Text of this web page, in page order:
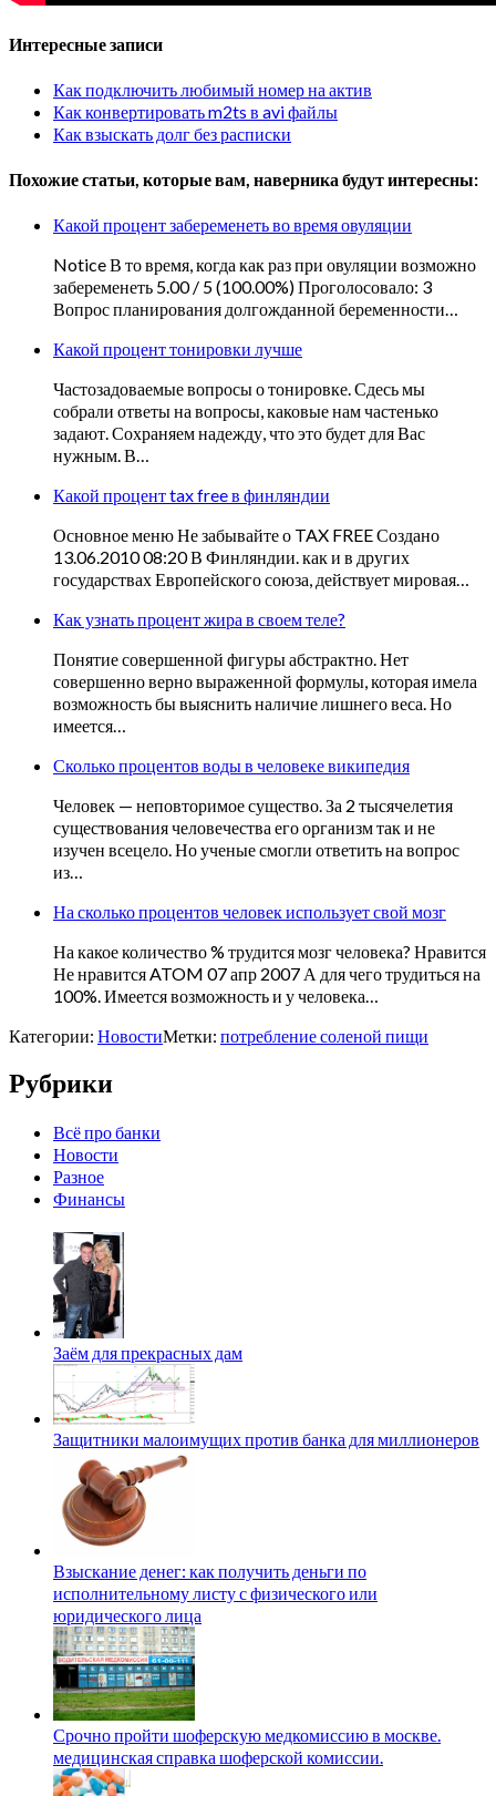
Интересные записи
Как подключить любимый номер на актив
Как конвертировать m2ts в avi файлы
Как взыскать долг без расписки
Похожие статьи, которые вам, наверника будут интересны:
Какой процент забеременеть во время овуляции
Notice В то время, когда как раз при овуляции возможно
забеременеть 5.00 / 5 (100.00%) Проголосовало: 3
Вопрос планирования долгожданной беременности…
Какой процент тонировки лучше
Частозадоваемые вопросы о тонировке. Сдесь мы
собрали ответы на вопросы, каковые нам частенько
задают. Сохраняем надежду, что это будет для Вас
нужным. В…
Какой процент tax free в финляндии
Основное меню Не забывайте о TAX FREE Создано
13.06.2010 08:20 В Финляндии. как и в других
государствах Европейского союза, действует мировая…
Как узнать процент жира в своем теле?
Понятие совершенной фигуры абстрактно. Нет
совершенно верно выраженной формулы, которая имела
возможность бы выяснить наличие лишнего веса. Но
имеется…
Сколько процентов воды в человеке википедия
Человек — неповторимое существо. За 2 тысячелетия
существования человечества его организм так и не
изучен всецело. Но ученые смогли ответить на вопрос
из…
На сколько процентов человек использует свой мозг
На какое количество % трудится мозг человека? Нравится
Не нравится ATOM 07 апр 2007 А для чего трудиться на
100%. Имеется возможность и у человека…
Категории: НовостиМетки: потребление соленой пищи
Рубрики
Всё про банки
Новости
Разное
Финансы
Заём для прекрасных дам
Защитники малоимущих против банка для миллионеров
Взыскание денег: как получить деньги по
исполнительному листу с физического или
юридического лица
Срочно пройти шоферскую медкомиссию в москве.
медицинская справка шоферской комиссии.